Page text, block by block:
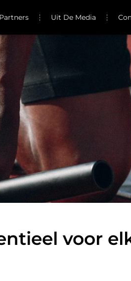
Partners Uit De Media
voor